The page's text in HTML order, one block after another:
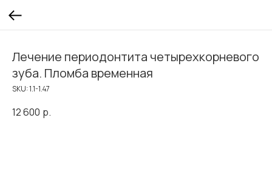
Лечение периодонтита четырехкорневого
зуба. Пломба временная
SKU:1.1-1.47
12 600 р.